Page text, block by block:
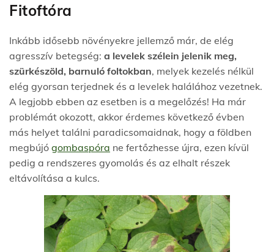
Fitoftóra
Inkább idősebb növényekre jellemző már, de elég
agresszív betegség: a levelek szélein jelenik meg,
szürkészöld, barnuló foltokban, melyek kezelés nélkül
elég gyorsan terjednek és a levelek halálához vezetnek.
A legjobb ebben az esetben is a megelőzés! Ha már
problémát okozott, akkor érdemes következő évben
más helyet találni paradicsomaidnak, hogy a földben
megbújó gombaspóra ne fertőzhesse újra, ezen kívül
pedig a rendszeres gyomolás és az elhalt részek
eltávolítása a kulcs.